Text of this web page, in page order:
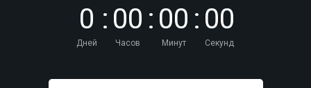
0
Дней
: 00
Часов
: 00
Минут
: 00
Секунд